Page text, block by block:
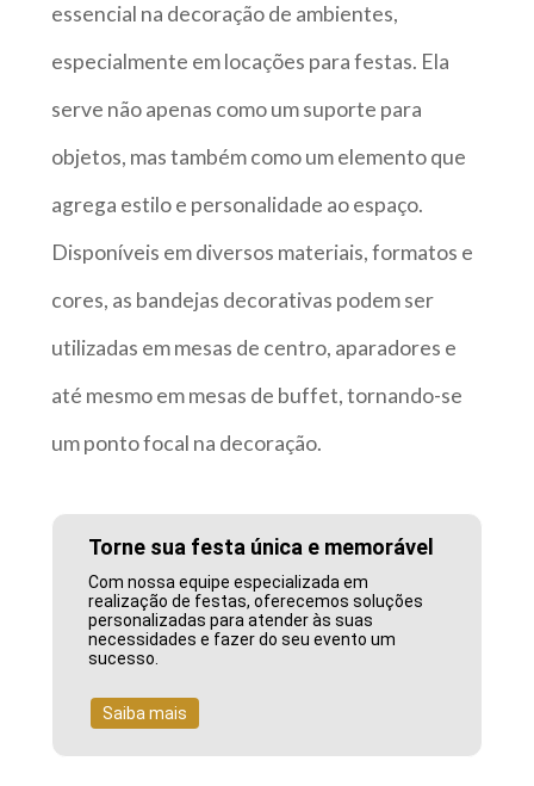
essencial na decoração de ambientes,
especialmente em locações para festas. Ela
serve não apenas como um suporte para
objetos, mas também como um elemento que
agrega estilo e personalidade ao espaço.
Disponíveis em diversos materiais, formatos e
cores, as bandejas decorativas podem ser
utilizadas em mesas de centro, aparadores e
até mesmo em mesas de buffet, tornando-se
um ponto focal na decoração.
Torne sua festa única e memorável
Com nossa equipe especializada em
realização de festas, oferecemos soluções
personalizadas para atender às suas
necessidades e fazer do seu evento um
sucesso.
Saiba mais